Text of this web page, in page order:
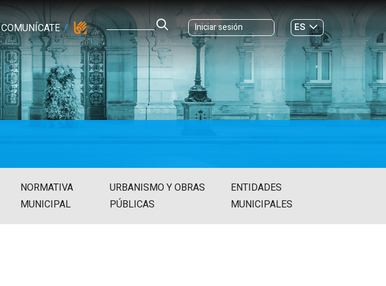
COMUNÍCATE Iniciar sesión
ES
GL
NORMATIVA
MUNICIPAL
URBANISMO Y OBRAS
PÚBLICAS
ENTIDADES
MUNICIPALES